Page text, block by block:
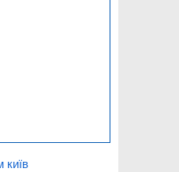
київ